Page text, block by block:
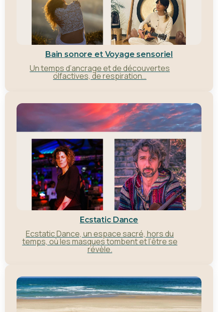
Bain sonore et Voyage sensoriel
Un temps d’ancrage et de découvertes
olfactives, de respiration…
Ecstatic Dance
Ecstatic Dance, un espace sacré, hors du
temps, où les masques tombent et l’être se
révèle.